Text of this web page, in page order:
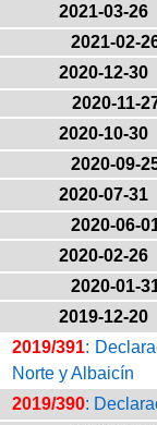
2021-03-26
2021-02-
2020-12-30
2020-11-
2020-10-30
2020-09-
2020-07-31
2020-06-
2020-02-26
2020-01-
2019-12-20
2019/391:
Norte y Albaicín
2019/390: